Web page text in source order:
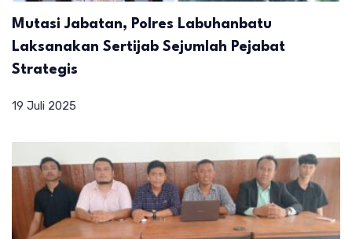
Mutasi Jabatan, Polres Labuhanbatu
Laksanakan Sertijab Sejumlah Pejabat
Strategis
19 Juli 2025